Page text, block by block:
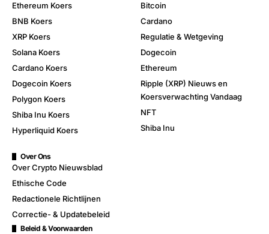
Ethereum Koers
BNB Koers
XRP Koers
Solana Koers
Cardano Koers
Dogecoin Koers
Polygon Koers
Shiba Inu Koers
Hyperliquid Koers
Bitcoin
Cardano
Regulatie & Wetgeving
Dogecoin
Ethereum
Ripple (XRP) Nieuws en
Koersverwachting Vandaag
NFT
Shiba Inu
Over Ons
Over Crypto Nieuwsblad
Ethische Code
Redactionele Richtlijnen
Correctie- & Updatebeleid
Beleid & Voorwaarden